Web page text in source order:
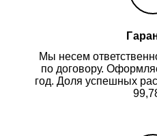
Мы несем
по договору.
год. Доля успешных